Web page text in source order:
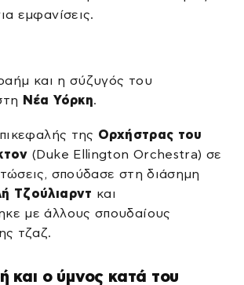
εμφανίσεις.
και η σύζυγός του
Νέα Υόρκη.
της Ορχήστρας του
(Duke Ellington Orchestra) σε
σπούδασε στη διάσημη
Τζούλιαρντ και
με άλλους σπουδαίους
τζαζ.
και ο ύμνος κατά του